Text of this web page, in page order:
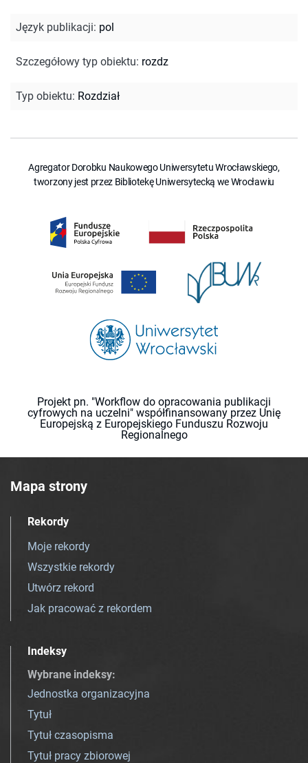
Język publikacji: pol
Szczegółowy typ obiektu: rozdz
Typ obiektu: Rozdział
Agregator Dorobku Naukowego Uniwersytetu Wrocławskiego,
tworzony jest przez Bibliotekę Uniwersytecką we Wrocławiu
Projekt pn. "Workflow do opracowania publikacji
cyfrowych na uczelni" współfinansowany przez Unię
Europejską z Europejskiego Funduszu Rozwoju
Regionalnego
Mapa strony
Rekordy
Moje rekordy
Wszystkie rekordy
Utwórz rekord
Jak pracować z rekordem
Indeksy
Wybrane indeksy:
Jednostka organizacyjna
Tytuł
Tytuł czasopisma
Tytuł pracy zbiorowej